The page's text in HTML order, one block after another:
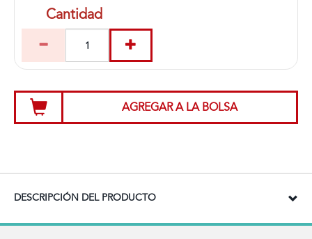
Cantidad
AGREGAR A LA BOLSA
DESCRIPCIÓN DEL PRODUCTO